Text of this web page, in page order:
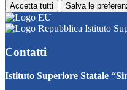
Accetta tutti Salva le
Istituto
Contatti
Istituto Superiore Statale